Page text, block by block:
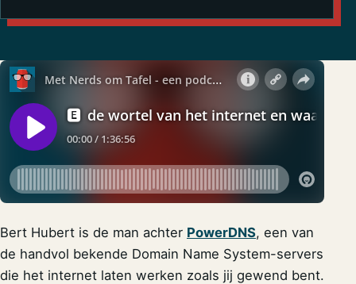
Bert Hubert is de man achter PowerDNS, een van
de handvol bekende Domain Name System-servers
die het internet laten werken zoals jij gewend bent.